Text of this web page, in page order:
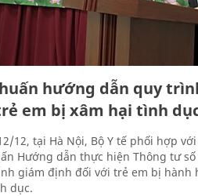
hướng dẫn quy
em bị xâm hại tình
12, tại Hà Nội, Bộ Y tế phối hợp
Hướng dẫn thực hiện Thông tư số
giám định đối với trẻ em bị hành
dục.